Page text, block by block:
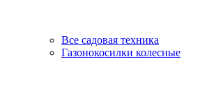
Все садовая техника
Газонокосилки колесные